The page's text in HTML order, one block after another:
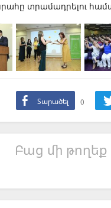
տրամադրելու
Տարածել 0
Բաց մի